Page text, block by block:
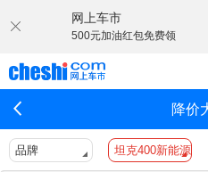
网上车市
500元加油红包免费领
降价
品牌 坦克400新能源